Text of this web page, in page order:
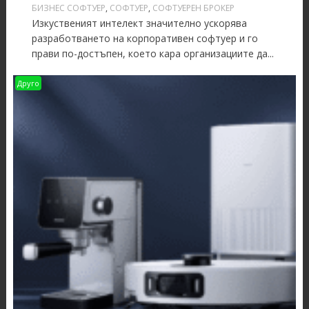
БИЗНЕС СОФТУЕР, СОФТУЕР, СОФТУЕРЕН БРОКЕР
Изкуственият интелект значително ускорява
разработването на корпоративен софтуер и го
прави по-достъпен, което кара организациите да...
Друго